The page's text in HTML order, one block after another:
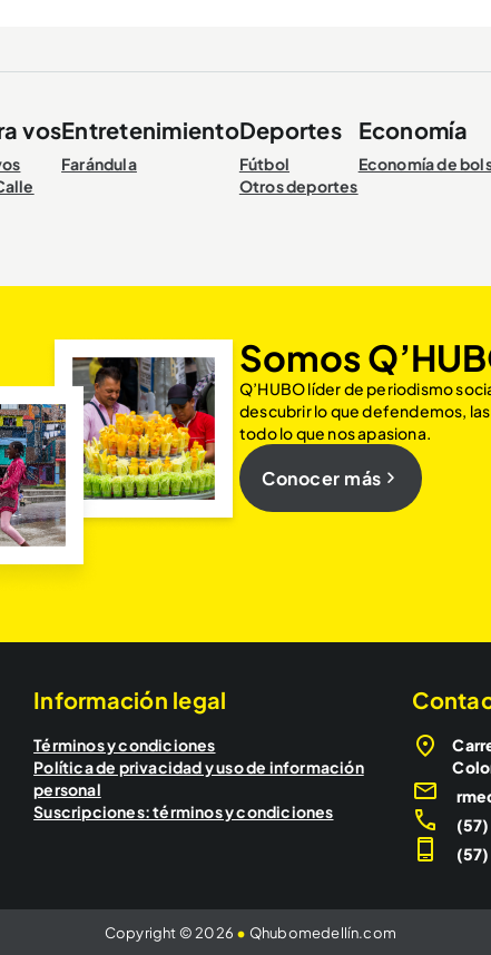
vosEntretenimiento
Farándula
Deportes
Fútbol
Otros deportes
Economía
Economía de
Somos
Q’HUBO líder de periodismo
descubrir lo que defendemos,
todo lo que nos apasiona.
Conocer más
Información legal
Términos y condiciones
Política de privacidad y uso de información
personal
Suscripciones: términos y condiciones
(57)
Copyright © 2026 • Qhubomedellín.com